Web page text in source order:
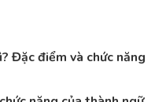
Đặc điểm và chức năng